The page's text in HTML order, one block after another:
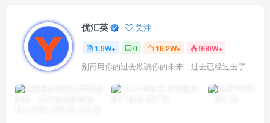
优汇英 关注
1.9W+ 0 16.2W+ 960W+
别再用你的过去欺骗你的未来，过去已经过去了